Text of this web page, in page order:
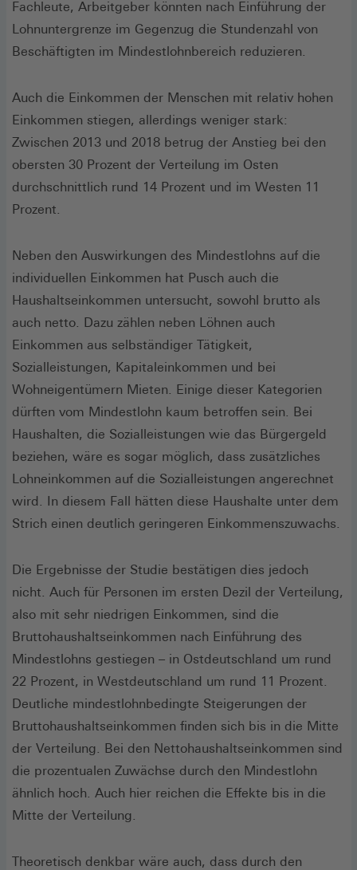
Fachleute, Arbeitgeber könnten nach Einführung der
Lohnuntergrenze im Gegenzug die Stundenzahl von
Beschäftigten im Mindestlohnbereich reduzieren.
Auch die Einkommen der Menschen mit relativ hohen
Einkommen stiegen, allerdings weniger stark:
Zwischen 2013 und 2018 betrug der Anstieg bei den
obersten 30 Prozent der Verteilung im Osten
durchschnittlich rund 14 Prozent und im Westen 11
Prozent.
Neben den Auswirkungen des Mindestlohns auf die
individuellen Einkommen hat Pusch auch die
Haushaltseinkommen untersucht, sowohl brutto als
auch netto. Dazu zählen neben Löhnen auch
Einkommen aus selbständiger Tätigkeit,
Sozialleistungen, Kapitaleinkommen und bei
Wohneigentümern Mieten. Einige dieser Kategorien
dürften vom Mindestlohn kaum betroffen sein. Bei
Haushalten, die Sozialleistungen wie das Bürgergeld
beziehen, wäre es sogar möglich, dass zusätzliches
Lohneinkommen auf die Sozialleistungen angerechnet
wird. In diesem Fall hätten diese Haushalte unter dem
Strich einen deutlich geringeren Einkommenszuwachs.
Die Ergebnisse der Studie bestätigen dies jedoch
nicht. Auch für Personen im ersten Dezil der Verteilung,
also mit sehr niedrigen Einkommen, sind die
Bruttohaushaltseinkommen nach Einführung des
Mindestlohns gestiegen – in Ostdeutschland um rund
22 Prozent, in Westdeutschland um rund 11 Prozent.
Deutliche mindestlohnbedingte Steigerungen der
Bruttohaushaltseinkommen finden sich bis in die Mitte
der Verteilung. Bei den Nettohaushaltseinkommen sind
die prozentualen Zuwächse durch den Mindestlohn
ähnlich hoch. Auch hier reichen die Effekte bis in die
Mitte der Verteilung.
Theoretisch denkbar wäre auch, dass durch den